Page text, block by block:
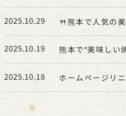
2025.10.29 🍴熊本で人気の
2025.10.19 熊本で“美味しい
2025.10.18 ホームページリ